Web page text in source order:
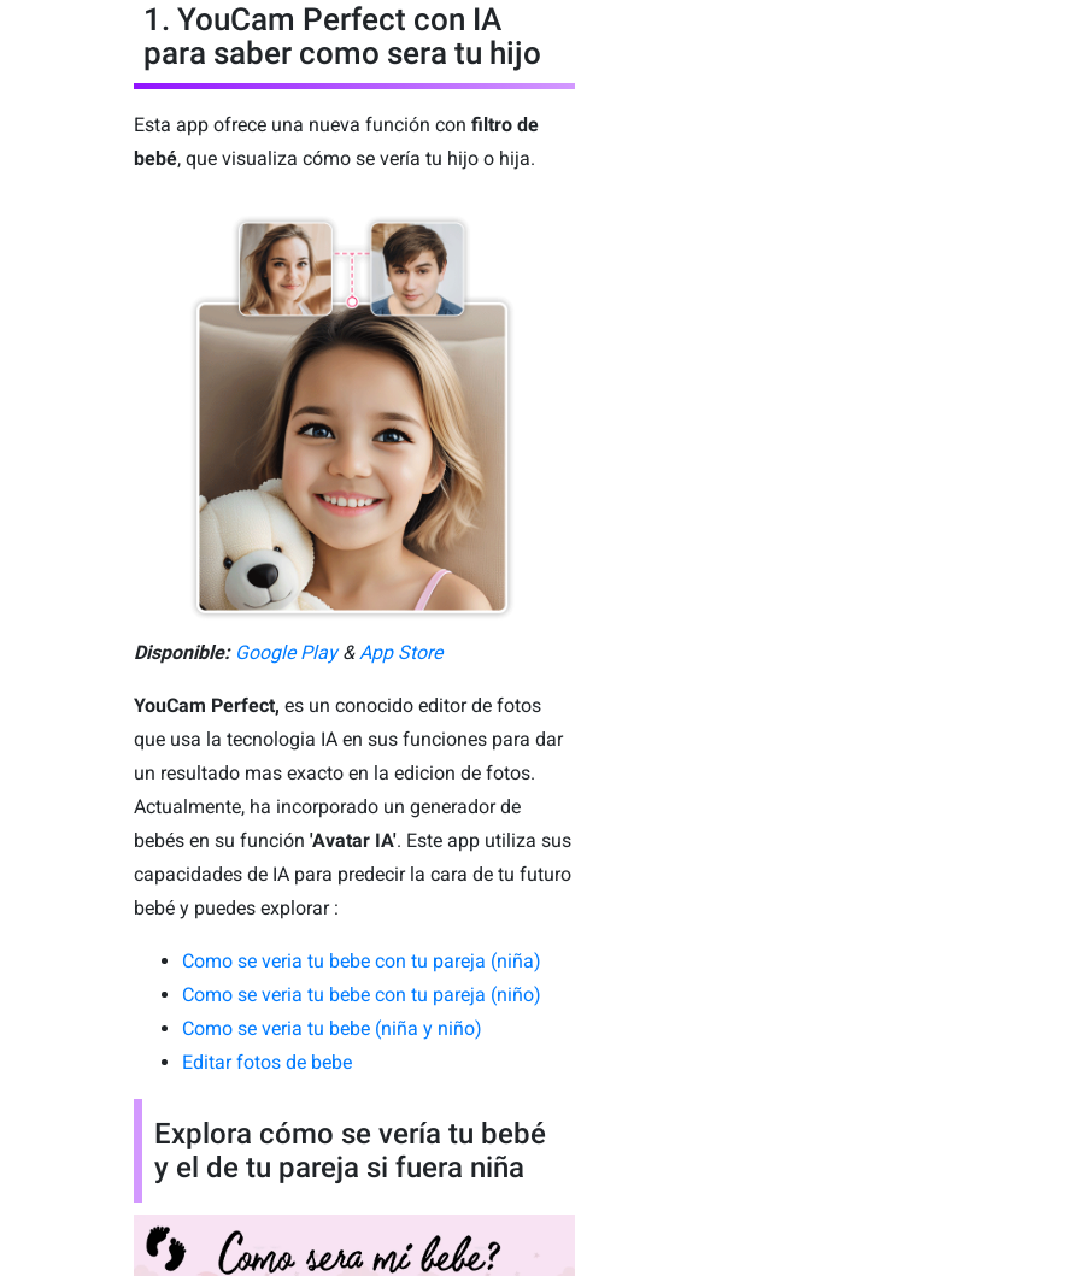
1. YouCam Perfect con IA
para saber como sera tu hijo
Esta app ofrece una nueva función con filtro de
bebé, que visualiza cómo se vería tu hijo o hija.
Disponible:Google Play&App Store
YouCam Perfect, es un conocido editor de fotos
que usa la tecnologia IA en sus funciones para dar
un resultado mas exacto en la edicion de fotos.
Actualmente, ha incorporado un generador de
bebés en su función 'Avatar IA'. Este app utiliza sus
capacidades de IA para predecir la cara de tu futuro
bebé y puedes explorar :
Como se veria tu bebe con tu pareja (niña)
Como se veria tu bebe con tu pareja (niño)
Como se veria tu bebe (niña y niño)
Editar fotos de bebe
Explora cómo se vería tu bebé
y el de tu pareja si fuera niña